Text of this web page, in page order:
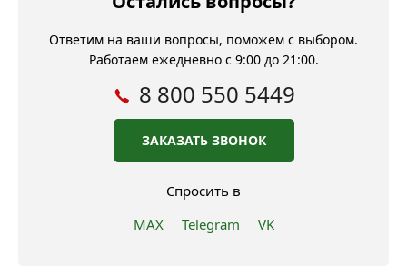
Ответим на ваши вопросы, поможем с выбором.
Работаем ежедневно с 9:00 до 21:00.
8 800 550 5449
ЗАКАЗАТЬ ЗВОНОК
Спросить в
MAX
Telegram VK